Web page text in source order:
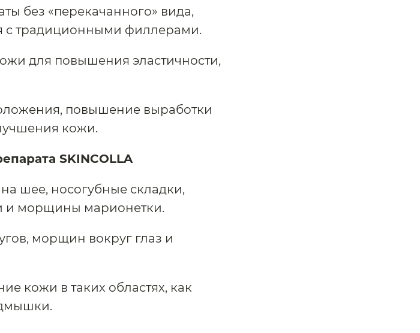
без «перекачанного» вида,
с традиционными филлерами.
для повышения эластичности,
повышение выработки
кожи.
SKINCOLLA
шее, носогубные складки,
и морщины марионетки.
морщин вокруг глаз и
кожи в таких областях, как